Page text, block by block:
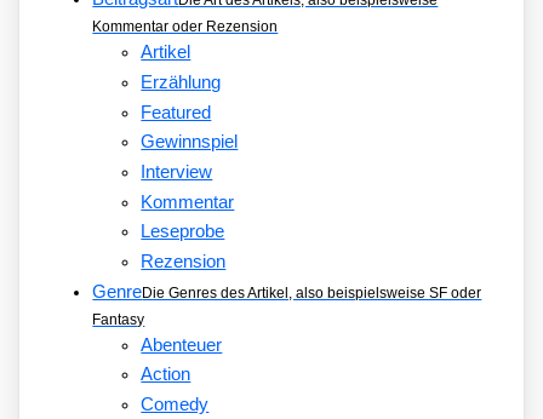
Kommentar oder Rezension
Artikel
Erzählung
Featured
Gewinnspiel
Interview
Kommentar
Leseprobe
Rezension
GenreDie Genres des Artikel, also beispielsweise SF oder
Fantasy
Abenteuer
Action
Comedy